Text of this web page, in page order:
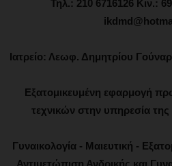
Τηλ.: 210 6716126 Κιν.:
Ιατρείο: Λεωφ. Δημητρίου
Εξατομικευμένη εφαρμογή
τεχνικών στην υπηρεσία
Γυναικολογία - Μαιευτική -
Αντιμετώπιση Ανδρικής και